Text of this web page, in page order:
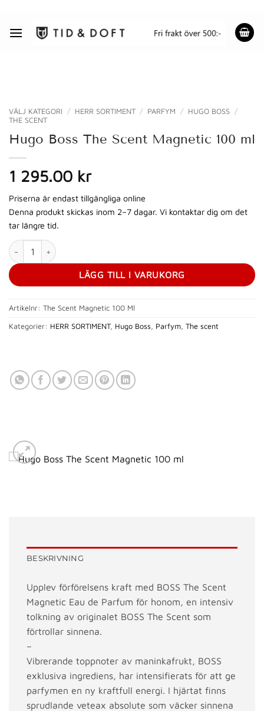
content
VÄLJ KATEGORI / HERR SORTIMENT / PARFYM / HUGO BOSS
/
THE SCENT
Hugo Boss The Scent Magnetic 100 ml
1 295.00 kr
Priserna är endast tillgängliga online
Denna produkt skickas inom 2–7 dagar. Vi kontaktar dig om det
tar längre tid.
Hugo Boss The Scent Magnetic 100 ml mängd
LÄGG TILL I VARUKORG
Artikelnr: The Scent Magnetic 100 Ml
Kategorier: HERR SORTIMENT, Hugo Boss, Parfym, The scent
BESKRIVNING
Upplev förförelsens kraft med BOSS The Scent
Magnetic Eau de Parfum för honom, en intensiv
tolkning av originalet BOSS The Scent som
förtrollar sinnena.
–
Vibrerande toppnoter av maninkafrukt, BOSS
exklusiva ingrediens, har intensifierats för att ge
parfymen en ny kraftfull energi. I hjärtat finns
sprudlande veteax absolute som väcker sinnena